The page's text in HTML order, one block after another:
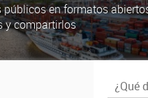
en formatos
y compartirlos